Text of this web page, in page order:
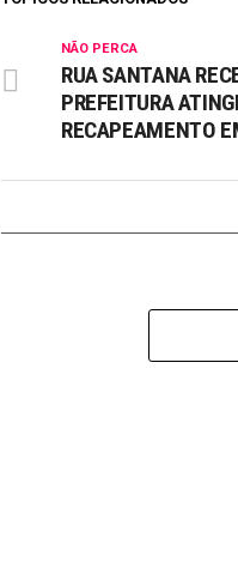
NÃO PERCA
RUA SANTANA
PREFEITURA
RECAPEAMENTO